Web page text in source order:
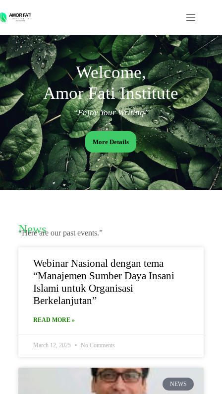
Welcome,
Amor Fati Institute
“Enjoy Your Writing”
More Details
News
“Here are our past events.”
Webinar Nasional dengan tema
“Manajemen Sumber Daya Insani
Islami untuk Organisasi
Berkelanjutan”
READ MORE »
March 12, 2025 No Comments
NEWS